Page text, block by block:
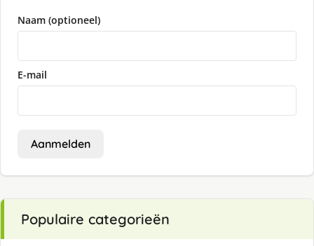
Naam (optioneel)
E-mail
Aanmelden
Populaire categorieën